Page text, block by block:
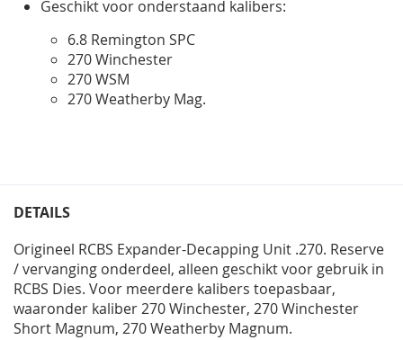
Geschikt voor onderstaand kalibers:
6.8 Remington SPC
270 Winchester
270 WSM
270 Weatherby Mag.
DETAILS
Origineel RCBS Expander-Decapping Unit .270. Reserve
/ vervanging onderdeel, alleen geschikt voor gebruik in
RCBS Dies. Voor meerdere kalibers toepasbaar,
waaronder kaliber 270 Winchester, 270 Winchester
Short Magnum, 270 Weatherby Magnum.